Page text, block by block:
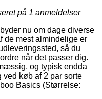
på 1 anmeldelser
nu om dage diverse
de mest almindelige er
så du
når det passer dig.
og typisk endda
køb af 2 par sorte
Basics (Størrelse: